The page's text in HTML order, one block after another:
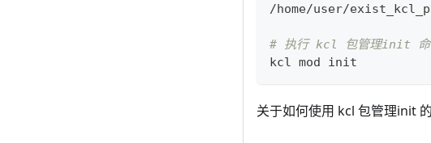
/home/user/
# 执行 kcl 包管理init
kcl mod init
关于如何使用 kcl 包管理init